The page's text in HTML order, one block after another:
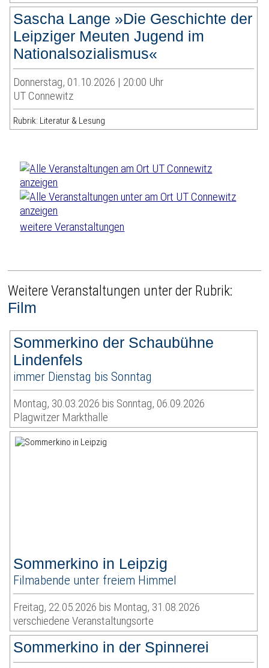
Sascha Lange »Die Geschichte der
Leipziger Meuten Jugend im
Nationalsozialismus«
Donnerstag, 01.10.2026 | 20:00 Uhr
UT Connewitz
Rubrik: Literatur & Lesung
weitere Veranstaltungen
Weitere Veranstaltungen unter der Rubrik:
Film
Sommerkino der Schaubühne
Lindenfels
immer Dienstag bis Sonntag
Montag, 30.03.2026 bis Sonntag, 06.09.2026
Plagwitzer Markthalle
Sommerkino in Leipzig
Filmabende unter freiem Himmel
Freitag, 22.05.2026 bis Montag, 31.08.2026
verschiedene Veranstaltungsorte
Sommerkino in der Spinnerei